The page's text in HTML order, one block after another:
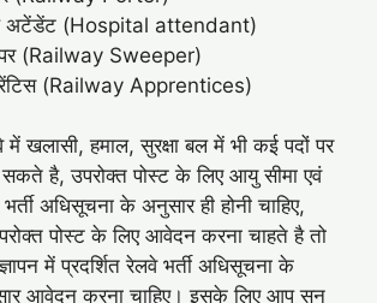
अटेंडेंट (Hospital attendant)
(Railway Sweeper)
(Railway Apprentices)
खलासी, हमाल, सुरक्षा बल में भी कई पदों पर
सकते है, उपरोक्त पोस्ट के लिए आयु सीमा एवं
अधिसूचना के अनुसार ही होनी चाहिए,
पोस्ट के लिए आवेदन करना चाहते है तो
में प्रदर्शित रेलवे भर्ती अधिसूचना के
आवेदन करना चाहिए। इसके लिए आप सन